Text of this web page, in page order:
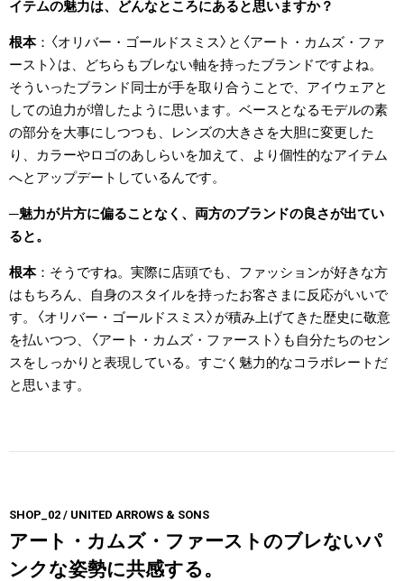
イテムの魅力は、どんなところにあると思いますか？
根本
〈オリバー・ゴールドスミス〉と〈アート・カムズ・ファ
ースト〉は、どちらもブレない軸を持ったブランドですよね。
そういったブランド同士が手を取り合うことで、アイウェアと
しての迫力が増したように思います。ベースとなるモデルの素
の部分を大事にしつつも、レンズの大きさを大胆に変更した
り、カラーやロゴのあしらいを加えて、より個性的なアイテム
へとアップデートしているんです。
魅力が片方に偏ることなく、両方のブランドの良さが出てい
ると。
根本
そうですね。実際に店頭でも、ファッションが好きな方
はもちろん、自身のスタイルを持ったお客さまに反応がいいで
す。〈オリバー・ゴールドスミス〉が積み上げてきた歴史に敬意
を払いつつ、〈アート・カムズ・ファースト〉も自分たちのセン
スをしっかりと表現している。すごく魅力的なコラボレートだ
と思います。
SHOP_02 / UNITED ARROWS & SONS
アート・カムズ・ファーストのブレないパ
ンクな姿勢に共感する。